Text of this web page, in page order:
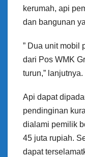
kerumah, api
dan bangunan
” Dua unit mobil
dari Pos WMK
turun,” lanjutnya.
Api dapat
pendinginan
dialami pemilik
45 juta rupiah.
dapat